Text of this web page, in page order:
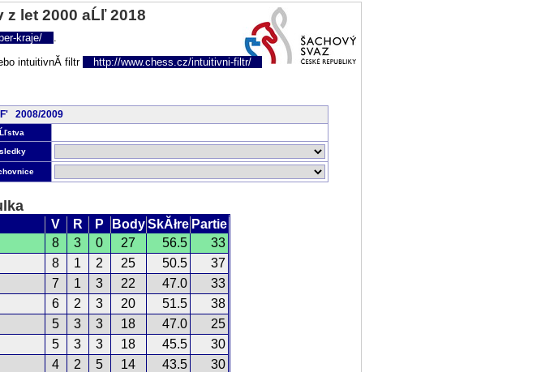
let 2000 aĹľ 2018
kraje/
.
intuitivnĂ­ filtr http://www.chess.cz/intuitivni-filtr/
2008/2009
V R P Body SkĂłre Partie
8 3 0 27 56.5
33
8 1 2 25 50.5
37
7 1 3 22 47.0
33
6 2 3 20 51.5
38
5 3 3 18 47.0
25
5 3 3 18 45.5
30
4 2 5 14 43.5
30